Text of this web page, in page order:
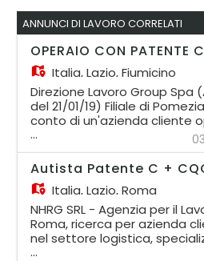
ANNUNCI DI LAVORO CORRELATI
Italia,Lazio, Fiumicino
Direzione Lavoro Group Spa
del 21/01/19) Filiale di
conto di un'azienda cliente
settore dei servizi
OPERAIO CON PATENTE C
edile dell'aeroporto di
di guida categoria C in corso
offre: - Contratto a tempo
Inquadramento al 3° livello
Metalmeccanico (piccola
26.123,24 - Orario di lavoro
Venerdì, dalle 7 alle 12 e dalle
...
Italia,Lazio, Roma
NHRG SRL - Agenzia per il
Roma, ricerca per azienda
nel settore logistica,
distribuzione e consegna
...